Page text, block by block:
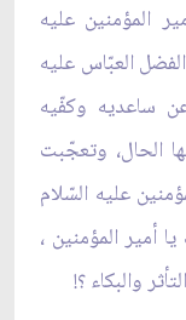
المؤمنين عليه
العبّاس عليه
ساعديه وكفّيه
الحال، وتعجّبت
عليه السّلام
أمير المؤمنين ،
والبكاء ؟!